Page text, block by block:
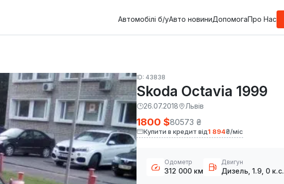
Автомобілі б/уАвто новиниДопомогаПро Нас
ID: 43838
Skoda Octavia 1999
26.07.2018 Львів
1800 $80573 ₴
Купити в кредит від1 894₴/міс
Одометр
312 000 км
Двигун
Дизель, 1.9, 0 к.с.